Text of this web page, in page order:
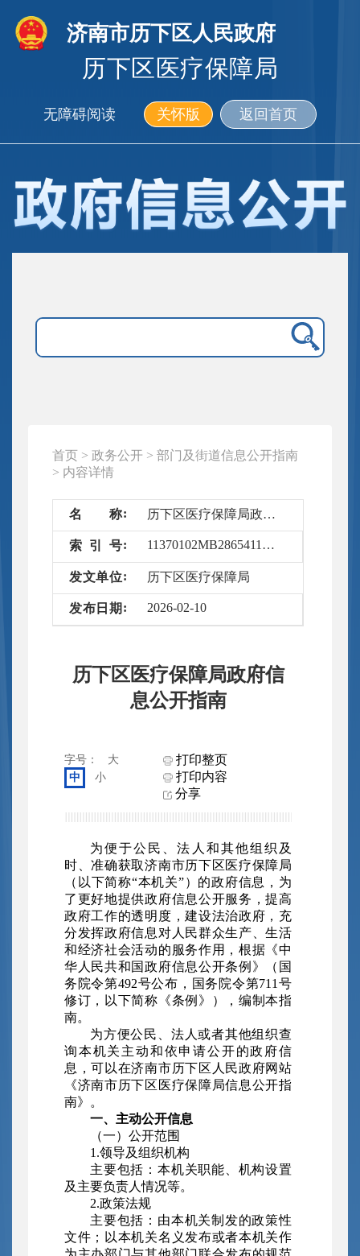
济南市历下区人民政府
历下区医疗保障局
无障碍阅读 关怀版 返回首页
首页 > 政务公开 > 部门及街道信息公开指南
> 内容详情
名 称 历下区医疗保障局政府信息公开指南
索 引 号 11370102MB2865411J/2026-4257887
发文单位 历下区医疗保障局
发布 日 期 2026-02-10
历下区医疗保障局政府信
息公开指南
字号：
大
中
小
打印整页
打印内容
分享
为便于公民、法人和其他组织及
时、准确获取济南市历下区医疗保障局
（以下简称“本机关”）的政府信息，为
了更好地提供政府信息公开服务，提高
政府工作的透明度，建设法治政府，充
分发挥政府信息对人民群众生产、生活
和经济社会活动的服务作用，根据《中
华人民共和国政府信息公开条例》（国
务院令第492号公布，国务院令第711号
修订，以下简称《条例》），编制本指
南。
为方便公民、法人或者其他组织查
询本机关主动和依申请公开的政府信
息，可以在济南市历下区人民政府网站
《济南市历下区医疗保障局信息公开指
南》。
一、主动公开信息
（一）公开范围
1.领导及组织机构
主要包括：本机关职能、机构设置
及主要负责人情况等。
2.政策法规
主要包括：由本机关制发的政策性
文件；以本机关名义发布或者本机关作